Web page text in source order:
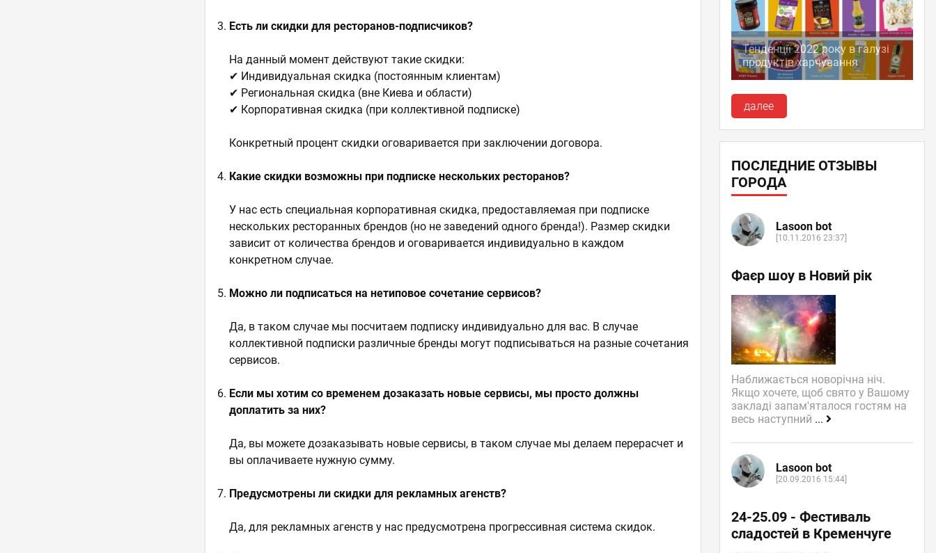
Есть ли скидки для ресторанов-подписчиков?
На данный момент действуют такие скидки:
✔ Индивидуальная скидка (постоянным клиентам)
✔ Региональная скидка (вне Киева и области)
✔ Корпоративная скидка (при коллективной подписке)
Конкретный процент скидки оговаривается при заключении договора.
Какие скидки возможны при подписке нескольких ресторанов?
У нас есть специальная корпоративная скидка, предоставляемая при подписке
нескольких ресторанных брендов (но не заведений одного бренда!). Размер скидки
зависит от количества брендов и оговаривается индивидуально в каждом
конкретном случае.
Можно ли подписаться на нетиповое сочетание сервисов?
Да, в таком случае мы посчитаем подписку индивидуально для вас. В случае
коллективной подписки различные бренды могут подписываться на разные сочетания
сервисов.
Если мы хотим со временем дозаказать новые сервисы, мы просто должны
доплатить за них?
Да, вы можете дозаказывать новые сервисы, в таком случае мы делаем перерасчет и
вы оплачиваете нужную сумму.
Предусмотрены ли скидки для рекламных агенств?
Да, для рекламных агенств у нас предусмотрена прогрессивная система скидок.
Тенденції 2022 року в галузі
продуктів харчування
далее
ПОСЛЕДНИЕ ОТЗЫВЫ
ГОРОДА
Lasoon bot
[10.11.2016 23:37]
Фаєр шоу в Новий рік
Наближається новорічна ніч.
Якщо хочете, щоб свято у Вашому
закладі запам'яталося гостям на
весь наступний ...
Lasoon bot
[20.09.2016 15:44]
24-25.09 - Фестиваль
сладостей в Кременчуге